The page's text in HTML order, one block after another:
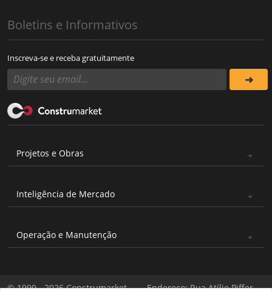
Boletins e Informativos
Inscreva-se e receba gratuitamente
Projetos e Obras
Inteligência de Mercado
Operação e Manutenção
© 1999 - 2026 Construmarket Endereço: Rua Atílio Piffer,